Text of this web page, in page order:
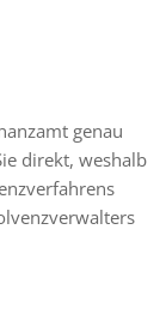
genau
direkt, weshalb